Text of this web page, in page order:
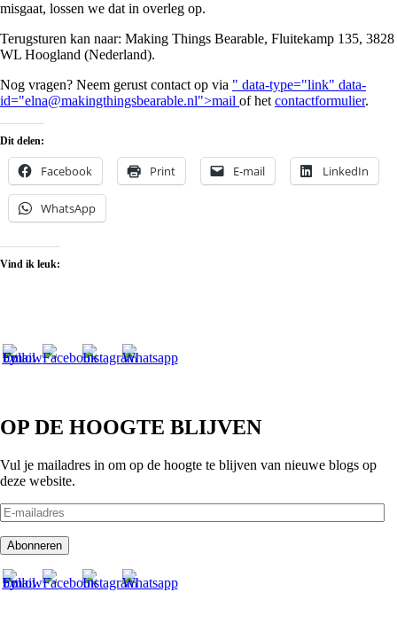
misgaat, lossen we dat in overleg op.
Terugsturen kan naar: Making Things Bearable, Fluitekamp 135, 3828
WL Hoogland (Nederland).
Nog vragen? Neem gerust contact op via " data-type="link" data-
id="elna@makingthingsbearable.nl">mail of het contactformulier.
Dit delen:
Facebook Print E-mail LinkedIn
WhatsApp
Vind ik leuk:
OP DE HOOGTE BLIJVEN
Vul je mailadres in om op de hoogte te blijven van nieuwe blogs op
deze website.
E-
mailadres
Abonneren